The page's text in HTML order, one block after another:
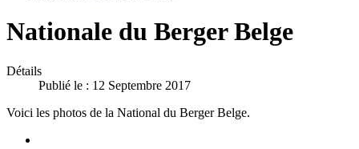
Nationale du Berger Belge
Détails
Publié le : 12 Septembre 2017
Voici les photos de la National du Berger Belge.